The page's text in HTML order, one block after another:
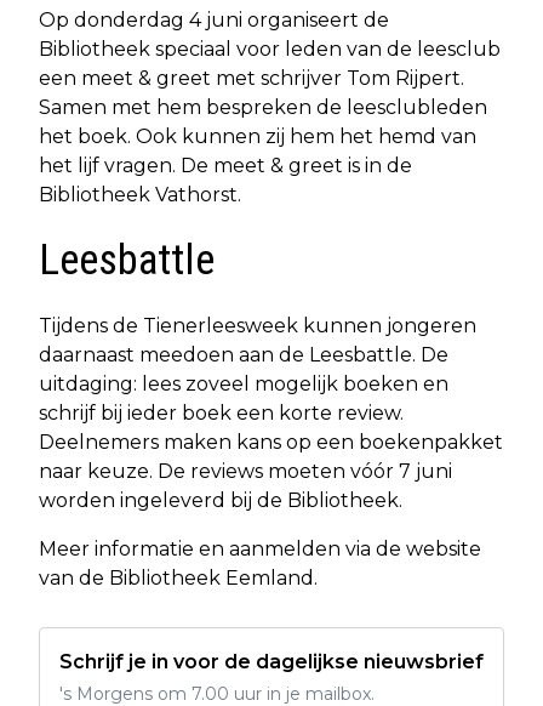
Op donderdag 4 juni organiseert de
Bibliotheek speciaal voor leden van de leesclub
een meet & greet met schrijver Tom Rijpert.
Samen met hem bespreken de leesclubleden
het boek. Ook kunnen zij hem het hemd van
het lijf vragen. De meet & greet is in de
Bibliotheek Vathorst.
Leesbattle
Tijdens de Tienerleesweek kunnen jongeren
daarnaast meedoen aan de Leesbattle. De
uitdaging: lees zoveel mogelijk boeken en
schrijf bij ieder boek een korte review.
Deelnemers maken kans op een boekenpakket
naar keuze. De reviews moeten vóór 7 juni
worden ingeleverd bij de Bibliotheek.
Meer informatie en aanmelden via de website
van de Bibliotheek Eemland.
Schrijf je in voor de dagelijkse nieuwsbrief
's Morgens om 7.00 uur in je mailbox.